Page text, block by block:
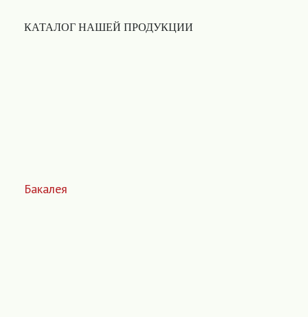
КАТАЛОГ НАШЕЙ ПРОДУКЦИИ
Бакалея